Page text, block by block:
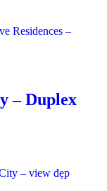
– Duplex